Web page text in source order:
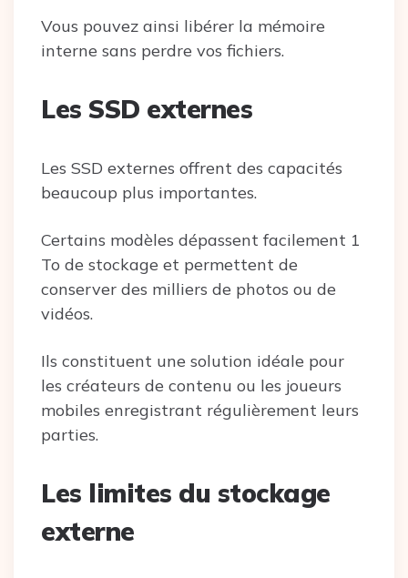
Vous pouvez ainsi libérer la mémoire
interne sans perdre vos fichiers.
Les SSD externes
Les SSD externes offrent des capacités
beaucoup plus importantes.
Certains modèles dépassent facilement 1
To de stockage et permettent de
conserver des milliers de photos ou de
vidéos.
Ils constituent une solution idéale pour
les créateurs de contenu ou les joueurs
mobiles enregistrant régulièrement leurs
parties.
Les limites du stockage
externe